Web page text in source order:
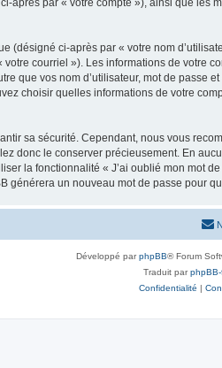
après par « votre compte »), ainsi que
(désigné ci-après par « votre nom
courriel »). Les informations de votre
que vos nom d’utilisateur, mot de passe
choisir quelles informations de votre
sa sécurité. Cependant, nous vous
donc le conserver précieusement. En
la fonctionnalité « J’ai oublié mon mot
générera un nouveau mot de passe pour
Développé parphpBB® Forum
Traduit parphpBB-
Confidentialité |